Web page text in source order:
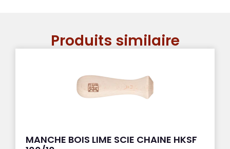
Produits similaire
MANCHE BOIS LIME SCIE CHAINE HKSF